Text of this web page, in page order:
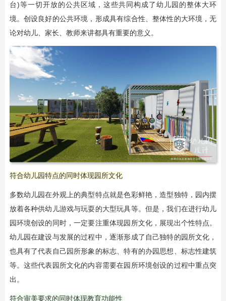
台)等一切开放的公共区域，这些共同构成了幼儿园的整体大环
境。创设良好的公共环境，形成具有综合性、整体性的大环境，无
论对幼儿、家长、教师来讲都具有重要的意义。
符合幼儿园特点的同时体现园所文化
多数幼儿园在外观上的典型特点就是色彩鲜艳，造型独特，园内摆
放着各种供幼儿游戏与玩耍的大型玩具等。但是，我们在进行幼儿
园环境创设的同时，一定要注重体现园所文化，展现出个性特点。
幼儿园在建设与发展的过程中，逐渐形成了自己独特的园所文化，
也具有了代表自己园所形象的标志、特有的办园思想、标志性建筑
等。这些代表园所文化的内容需要在园所环境创设的过程中重点突
出。
符合审美要求的同时体现教育功能性